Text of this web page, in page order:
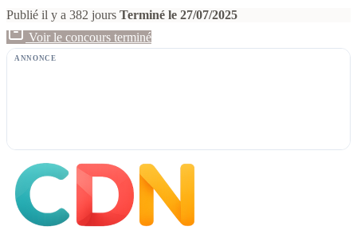
Publié il y a 382 jours Terminé le 27/07/2025
Voir le concours terminé
ANNONCE